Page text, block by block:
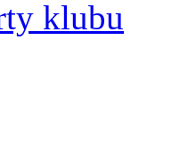
klubu